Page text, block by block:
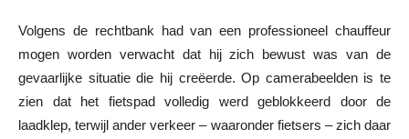
Volgens de rechtbank had van een professioneel chauffeur
mogen worden verwacht dat hij zich bewust was van de
gevaarlijke situatie die hij creëerde. Op camerabeelden is te
zien dat het fietspad volledig werd geblokkeerd door de
laadklep, terwijl ander verkeer – waaronder fietsers – zich daar